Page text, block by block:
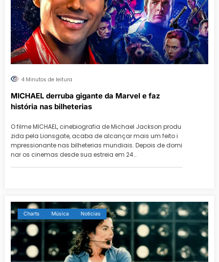
4 Minutos de leitura
MICHAEL derruba gigante da Marvel e faz
história nas bilheterias
O filme MICHAEL, cinebiografia de Michael Jackson produ
zida pela Lionsgate, acaba de alcançar mais um feito i
mpressionante nas bilheterias mundiais. Depois de domi
nar os cinemas desde sua estreia em 24…
Charts Música Notícias